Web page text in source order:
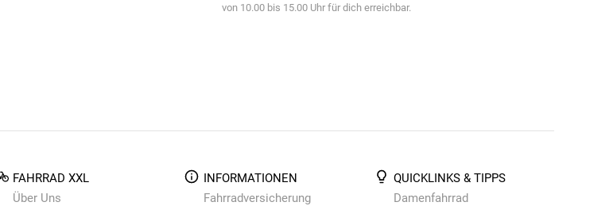
von 10.00 bis 15.00 Uhr für dich erreichbar.
FAHRRAD XXL
Über Uns
INFORMATIONEN
Fahrradversicherung
QUICKLINKS & TIPPS
Damenfahrrad